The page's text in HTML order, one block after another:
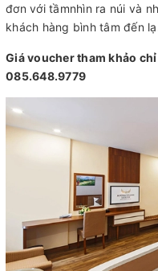
đơn với tầmnhìn ra núi và
khách hàng bình tâm đến
Giá voucher tham khảo
085.648.9779